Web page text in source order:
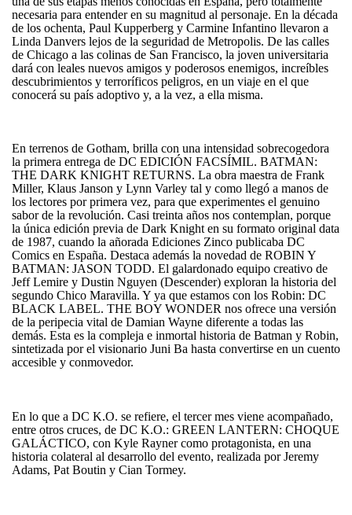
necesaria para entender en su magnitud al personaje. En la década
de los ochenta, Paul Kupperberg y Carmine Infantino llevaron a
Linda Danvers lejos de la seguridad de Metropolis. De las calles
de Chicago a las colinas de San Francisco, la joven universitaria
dará con leales nuevos amigos y poderosos enemigos, increíbles
descubrimientos y terroríficos peligros, en un viaje en el que
conocerá su país adoptivo y, a la vez, a ella misma.
En terrenos de Gotham, brilla con una intensidad sobrecogedora
la primera entrega de DC EDICIÓN FACSÍMIL. BATMAN:
THE DARK KNIGHT RETURNS. La obra maestra de Frank
Miller, Klaus Janson y Lynn Varley tal y como llegó a manos de
los lectores por primera vez, para que experimentes el genuino
sabor de la revolución. Casi treinta años nos contemplan, porque
la única edición previa de Dark Knight en su formato original data
de 1987, cuando la añorada Ediciones Zinco publicaba DC
Comics en España. Destaca además la novedad de ROBIN Y
BATMAN: JASON TODD. El galardonado equipo creativo de
Jeff Lemire y Dustin Nguyen (Descender) exploran la historia del
segundo Chico Maravilla. Y ya que estamos con los Robin: DC
BLACK LABEL. THE BOY WONDER nos ofrece una versión
de la peripecia vital de Damian Wayne diferente a todas las
demás. Esta es la compleja e inmortal historia de Batman y Robin,
sintetizada por el visionario Juni Ba hasta convertirse en un cuento
accesible y conmovedor.
En lo que a DC K.O. se refiere, el tercer mes viene acompañado,
entre otros cruces, de DC K.O.: GREEN LANTERN: CHOQUE
GALÁCTICO, con Kyle Rayner como protagonista, en una
historia colateral al desarrollo del evento, realizada por Jeremy
Adams, Pat Boutin y Cian Tormey.